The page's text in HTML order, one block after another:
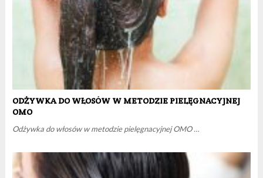
ODŻYWKA DO WŁOSÓW W METODZIE PIELĘGNACYJNEJ
OMO
Odżywka do włosów w metodzie pielęgnacyjnej OMO …